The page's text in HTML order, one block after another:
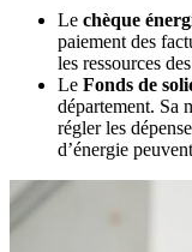
Le chèque
paiement des
les ressources
Le Fonds de
département. Sa
régler les
d’énergie